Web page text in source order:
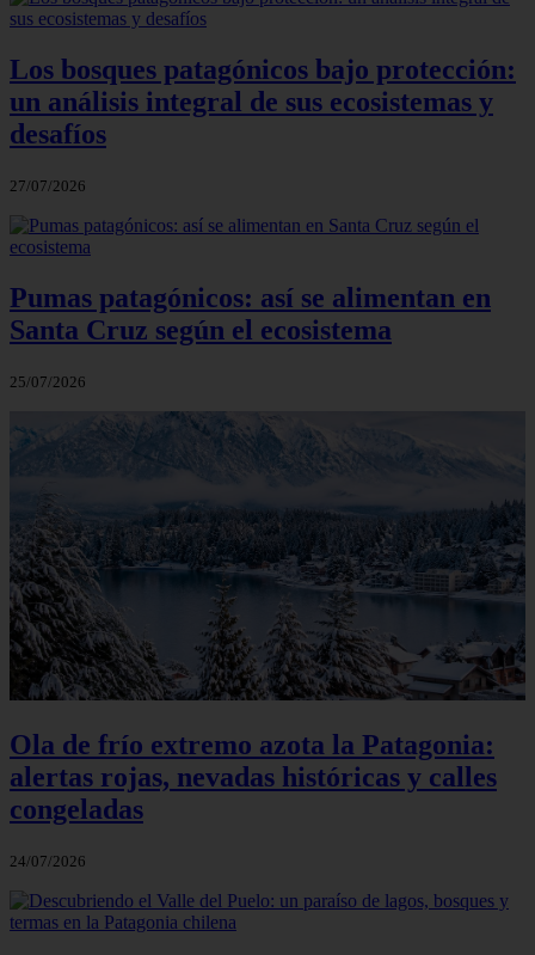
Los bosques patagónicos bajo protección:
un análisis integral de sus ecosistemas y
desafíos
27/07/2026
Pumas patagónicos: así se alimentan en
Santa Cruz según el ecosistema
25/07/2026
Ola de frío extremo azota la Patagonia:
alertas rojas, nevadas históricas y calles
congeladas
24/07/2026